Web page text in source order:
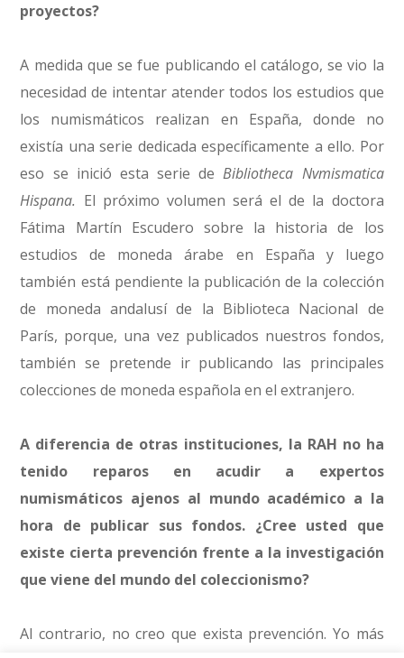
proyectos?
A medida que se fue publicando el catálogo, se vio la
necesidad de intentar atender todos los estudios que
los numismáticos realizan en España, donde no
existía una serie dedicada específicamente a ello. Por
eso se inició esta serie deBibliotheca Nvmismatica
Hispana. El próximo volumen será el de la doctora
Fátima Martín Escudero sobre la historia de los
estudios de moneda árabe en España y luego
también está pendiente la publicación de la colección
de moneda andalusí de la Biblioteca Nacional de
París, porque, una vez publicados nuestros fondos,
también se pretende ir publicando las principales
colecciones de moneda española en el extranjero.
A diferencia de otras instituciones, la RAH no ha
tenido reparos en acudir a expertos
numismáticos ajenos al mundo académico a la
hora de publicar sus fondos. ¿Cree usted que
existe cierta prevención frente a la investigación
que viene del mundo del coleccionismo?
Al contrario, no creo que exista prevención. Yo más